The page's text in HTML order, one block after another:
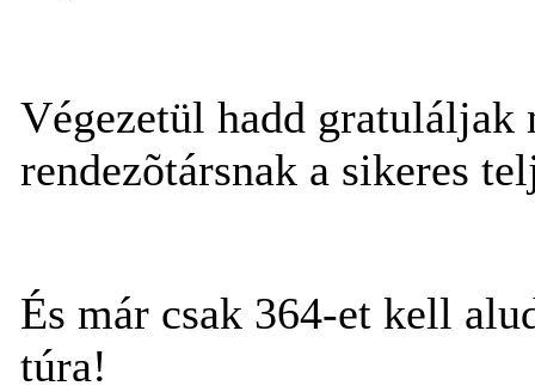
Végezetül hadd gratuláljak
rendezõtársnak a sikeres
És már csak 364-et kell
túra!